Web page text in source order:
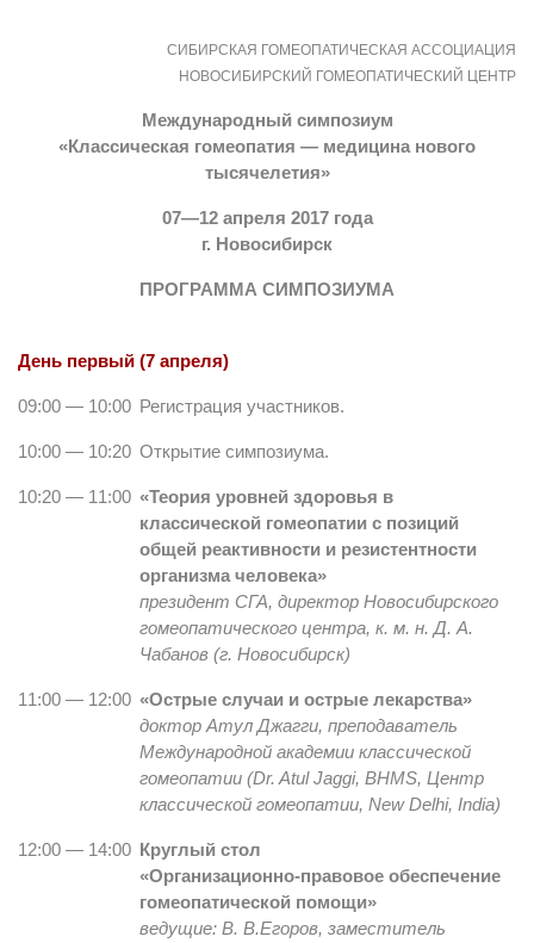
СИБИРСКАЯ ГОМЕОПАТИЧЕСКАЯ АССОЦИАЦИЯ
НОВОСИБИРСКИЙ ГОМЕОПАТИЧЕСКИЙ ЦЕНТР
Международный симпозиум
«Классическая гомеопатия — медицина нового
тысячелетия»
07—12 апреля 2017 года
г. Новосибирск
ПРОГРАММА СИМПОЗИУМА
День первый (7 апреля)
09:00 — 10:00 Регистрация участников.
10:00 — 10:20 Открытие симпозиума.
10:20 — 11:00 «Теория уровней здоровья в
классической гомеопатии с позиций
общей реактивности и резистентности
организма человека»
президент СГА, директор Новосибирского
гомеопатического центра, к. м. н. Д. А.
Чабанов (г. Новосибирск)
11:00 — 12:00 «Острые случаи и острые лекарства»
доктор Атул Джагги, преподаватель
Международной академии классической
гомеопатии (Dr. Atul Jaggi, BHMS, Центр
классической гомеопатии, New Delhi, India)
12:00 — 14:00 Круглый стол
«Организационно-правовое обеспечение
гомеопатической помощи»
ведущие: В. В.Егоров, заместитель